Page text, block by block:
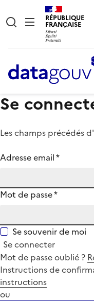
RÉPUBLIQUE
FRANÇAISE
Se
Les champs précédés
Adresse email*
Mot de passe*
Se souvenir de moi
Se connecter
Mot de passe oublié ?
Instructions de
instructions
ou